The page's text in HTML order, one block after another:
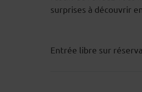
surprises à découvrir
Entrée libre sur